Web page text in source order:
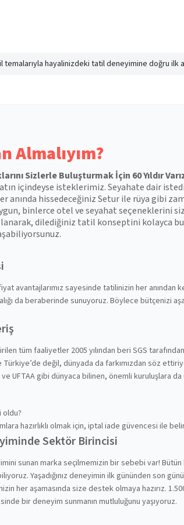
hayalinizdeki tatil deneyimine doğru ilk
Almalıyım?
Sizlerle Buluşturmak İçin 60 Yıldır
içindeyse isteklerimiz. Seyahate dair
anında hissedeceğiniz Setur ile rüya gibi
binlerce otel ve seyahat seçeneklerini
dilediğiniz tatil konseptini kolayca
avantajlarımız sayesinde tatilinizin her anından
da beraberinde sunuyoruz. Böylece bütçenizi
tüm faaliyetler 2005 yılından beri SGS
değil, dünyada da farkımızdan söz
ve UFTAA gibi dünyaca bilinen, önemli kuruluşlara
oldu?
hazırlıklı olmak için, iptal iade güvencesi ile
Sektör Birincisi
sunan marka seçilmemizin bir sebebi var!
biliyoruz. Yaşadığınız deneyimin ilk gününden son
her aşamasında size destek olmaya hazırız.
bir deneyim sunmanın mutluluğunu yaşıyoruz.